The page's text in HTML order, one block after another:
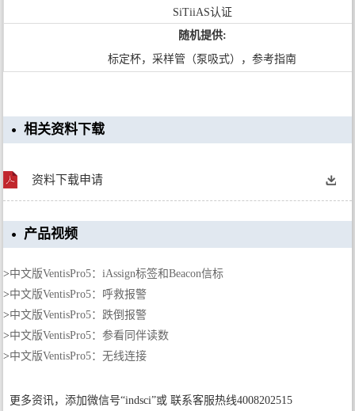
SiTiiAS认证
随机提供:
标定杯，采样管（泵吸式），参考指南
相关资料下载
资料下载申请
产品视频
>中文版VentisPro5：iAssign标签和Beacon信标
>中文版VentisPro5：呼救报警
>中文版VentisPro5：跌倒报警
>中文版VentisPro5：参看同伴读数
>中文版VentisPro5：无线连接
更多资讯，添加微信号“indsci”或 联系客服热线4008202515